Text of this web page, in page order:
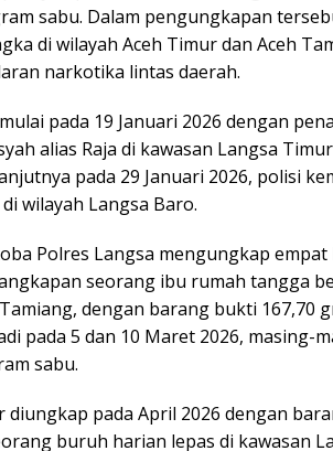
sabu. Dalam pengungkapan
di wilayah Aceh Timur dan Aceh
narkotika lintas daerah.
pada 19 Januari 2026 dengan
alias Raja di kawasan Langsa
pada 29 Januari 2026, polisi
wilayah Langsa Baro.
Polres Langsa mengungkap
seorang ibu rumah tangga
dengan barang bukti 167,70
pada 5 dan 10 Maret 2026, masing-
sabu.
pada April 2026 dengan
buruh harian lepas di kawasan